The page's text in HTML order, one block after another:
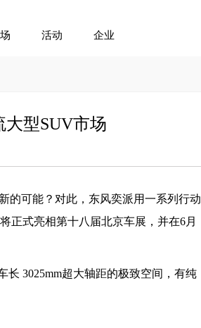
活动 企业
大型SUV市场
的可能？对此，东风奕派用一系列行动
正式亮相第十八届北京车展，并在6月
长 3025mm超大轴距的极致空间，有纯